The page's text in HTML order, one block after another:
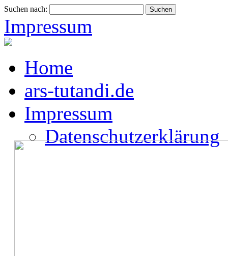
Suchen nach:
Impressum
Home
ars-tutandi.de
Impressum
Datenschutzerklärung